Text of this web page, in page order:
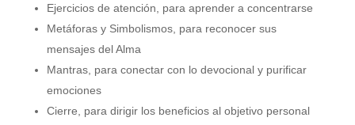
Ejercicios de atención, para aprender a concentrarse
Metáforas y Simbolismos, para reconocer sus
mensajes del Alma
Mantras, para conectar con lo devocional y purificar
emociones
Cierre, para dirigir los beneficios al objetivo personal